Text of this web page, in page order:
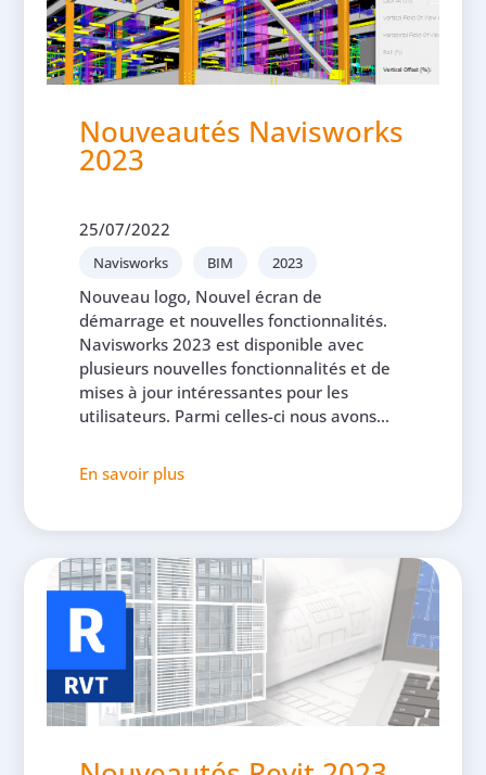
Nouveautés Navisworks
2023
25/07/2022
Navisworks BIM 2023
Nouveau logo, Nouvel écran de
démarrage et nouvelles fonctionnalités.
Navisworks 2023 est disponible avec
plusieurs nouvelles fonctionnalités et de
mises à jour intéressantes pour les
utilisateurs. Parmi celles-ci nous avons...
En savoir plus